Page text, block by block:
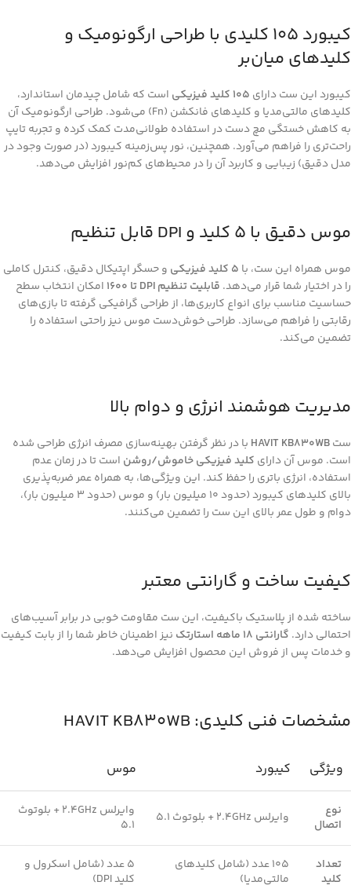
کیبورد 105 کلیدی با طراحی ارگونومیک و
کلیدهای میان‌بر
کیبورد این ست دارای 105 کلید فیزیکی
است که شامل چیدمان استاندارد،
کلیدهای مالتی‌مدیا و کلیدهای فانکشن (Fn) می‌شود. طراحی ارگونومیک آن
به کاهش خستگی مچ دست در استفاده طولانی‌مدت کمک کرده و تجربه تایپ
راحت‌تری را فراهم می‌آورد. همچنین، نور پس‌زمینه کیبورد (در صورت وجود در
مدل دقیق) زیبایی و کاربرد آن را در محیط‌های کم‌نور افزایش می‌دهد.
موس دقیق با 5 کلید و DPI قابل تنظیم
موس همراه این ست، با 5 کلید فیزیکی
و حسگر اپتیکال دقیق، کنترل کاملی
را در اختیار شما قرار می‌دهد. قابلیت تنظیم DPI تا 1600
امکان انتخاب سطح
حساسیت مناسب برای انواع کاربری‌ها، از طراحی گرافیکی گرفته تا بازی‌های
رقابتی را فراهم می‌سازد. طراحی خوش‌دست موس نیز راحتی استفاده را
تضمین می‌کند.
مدیریت هوشمند انرژی و دوام بالا
ستHAVIT KB830WB با در نظر گرفتن بهینه‌سازی مصرف انرژی طراحی شده
است. موس آن دارای کلید فیزیکی خاموش/روشن است تا در زمان عدم
استفاده، انرژی باتری را حفظ کند. این ویژگی‌ها، به همراه عمر ضربه‌پذیری
بالای کلیدهای کیبورد (حدود 10 میلیون بار) و موس (حدود 3 میلیون بار)،
دوام و طول عمر بالای این ست را تضمین می‌کنند.
کیفیت ساخت و گارانتی معتبر
ساخته شده از پلاستیک باکیفیت، این ست مقاومت خوبی در برابر آسیب‌های
احتمالی دارد. گارانتی ۱۸ ماهه استارتک
نیز اطمینان خاطر شما را از بابت کیفیت
و خدمات پس از فروش این محصول افزایش می‌دهد.
مشخصات فنی کلیدی: HAVIT KB830WB
ویژگی کیبورد موس
نوع
اتصال
وایرلس 2.4GHz + بلوتوث 5.1
وایرلس 2.4GHz + بلوتوث
5.1
تعداد
کلید
105 عدد (شامل کلیدهای
مالتی‌مدیا)
5 عدد (شامل اسکرول و
کلید DPI)